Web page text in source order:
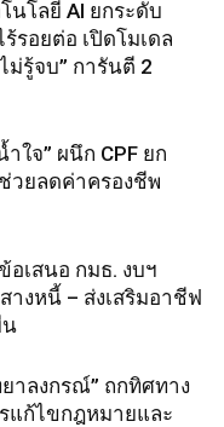
นโลยี AI ยกระดับ
รอยต่อ เปิดโมเดล
ม่รู้จบ” การันตี 2
ใจ” ผนึก CPF ยก
วยลดค่าครองชีพ
อเสนอ กมธ. งบฯ
างหนี้ – ส่งเสริมอาชีฟ
น
าลงกรณ์” ถกทิศทาง
แก้ไขกฎหมายและ